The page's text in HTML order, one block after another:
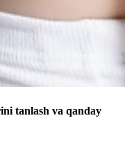
tanlash va qanday